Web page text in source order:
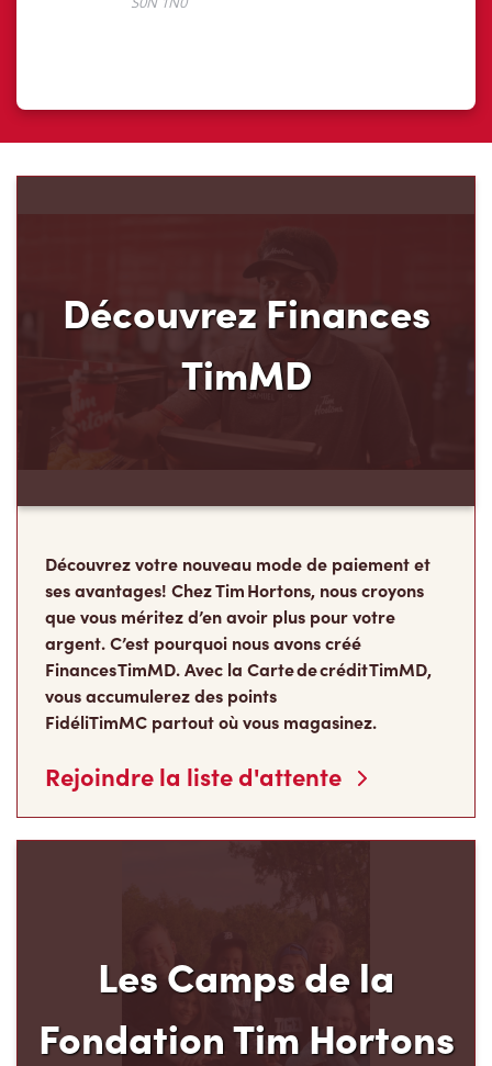
Découvrez Finances
TimMD
Découvrez votre nouveau mode de paiement et
ses avantages! Chez Tim Hortons, nous croyons
que vous méritez d’en avoir plus pour votre
argent. C’est pourquoi nous avons créé
Finances TimMD. Avec la Carte de crédit TimMD,
vous accumulerez des points
FidéliTimMC partout où vous magasinez.
Rejoindre la liste d'attente
Les Camps de la
Fondation Tim Hortons